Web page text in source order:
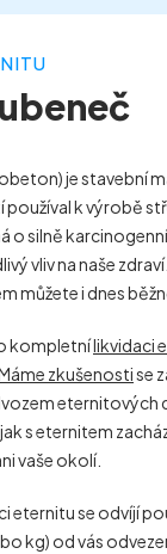
je stavební
k výrobě
o silně
vliv na naše
můžete i dnes
kompletnílikvidaci
zkušenostise
eternitových
s eternitem
vaše okolí.
eternitu se odvíjí
kg) od vás